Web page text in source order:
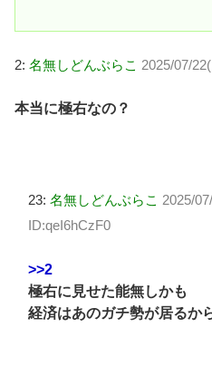
2: 名無しどんぶらこ 2025/07/
本当に極右なの？
23: 名無しどんぶらこ 2025/
ID:qeI6hCzF0
>>2
極右に見せた能無しかも
経済はあのガチ勢が居るか